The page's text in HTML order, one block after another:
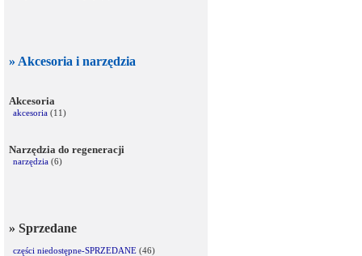
» Akcesoria i narzędzia
Akcesoria
akcesoria (11)
Narzędzia do regeneracji
narzędzia (6)
» Sprzedane
części niedostępne-SPRZEDANE (46)